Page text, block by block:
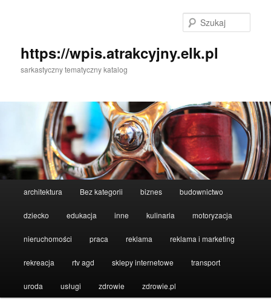
https://wpis.atrakcyjny.elk.pl
sarkastyczny tematyczny katalog
architektura Bez kategorii biznes budownictwo
dziecko edukacja inne kulinaria motoryzacja
nieruchomości praca reklama reklama i marketing
rekreacja rtv agd sklepy internetowe transport
uroda usługi zdrowie zdrowie.pl